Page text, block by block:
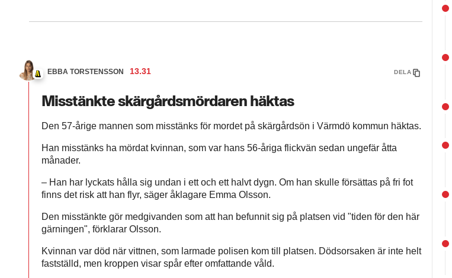
EBBA TORSTENSSON 13.31 DELA
Misstänkte skärgårdsmördaren häktas
Den 57-årige mannen som misstänks för mordet på skärgårdsön i Värmdö kommun häktas.
Han misstänks ha mördat kvinnan, som var hans 56-åriga flickvän sedan ungefär åtta
månader.
– Han har lyckats hålla sig undan i ett och ett halvt dygn. Om han skulle försättas på fri fot
finns det risk att han flyr, säger åklagare Emma Olsson.
Den misstänkte gör medgivanden som att han befunnit sig på platsen vid "tiden för den här
gärningen", förklarar Olsson.
Kvinnan var död när vittnen, som larmade polisen kom till platsen. Dödsorsaken är inte helt
fastställd, men kroppen visar spår efter omfattande våld.